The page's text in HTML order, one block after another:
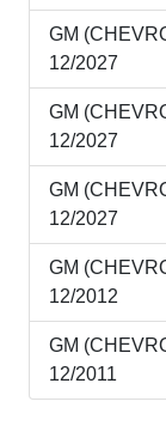
GM
12/2027
GM
12/2027
GM
12/2027
GM
12/2012
GM
12/2011